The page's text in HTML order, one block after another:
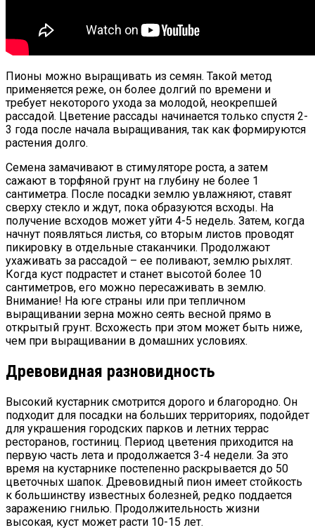
Пионы можно выращивать из семян. Такой метод
применяется реже, он более долгий по времени и
требует некоторого ухода за молодой, неокрепшей
рассадой. Цветение рассады начинается только спустя 2-
3 года после начала выращивания, так как формируются
растения долго.
Семена замачивают в стимуляторе роста, а затем
сажают в торфяной грунт на глубину не более 1
сантиметра. После посадки землю увлажняют, ставят
сверху стекло и ждут, пока образуются всходы. На
получение всходов может уйти 4-5 недель. Затем, когда
начнут появляться листья, со вторым листов проводят
пикировку в отдельные стаканчики. Продолжают
ухаживать за рассадой – ее поливают, землю рыхлят.
Когда куст подрастет и станет высотой более 10
сантиметров, его можно пересаживать в землю.
Внимание! На юге страны или при тепличном
выращивании зерна можно сеять весной прямо в
открытый грунт. Всхожесть при этом может быть ниже,
чем при выращивании в домашних условиях.
Древовидная разновидность
Высокий кустарник смотрится дорого и благородно. Он
подходит для посадки на больших территориях, подойдет
для украшения городских парков и летних террас
ресторанов, гостиниц. Период цветения приходится на
первую часть лета и продолжается 3-4 недели. За это
время на кустарнике постепенно раскрывается до 50
цветочных шапок. Древовидный пион имеет стойкость
к большинству известных болезней, редко поддается
заражению гнилью. Продолжительность жизни
высокая, куст может расти 10-15 лет.